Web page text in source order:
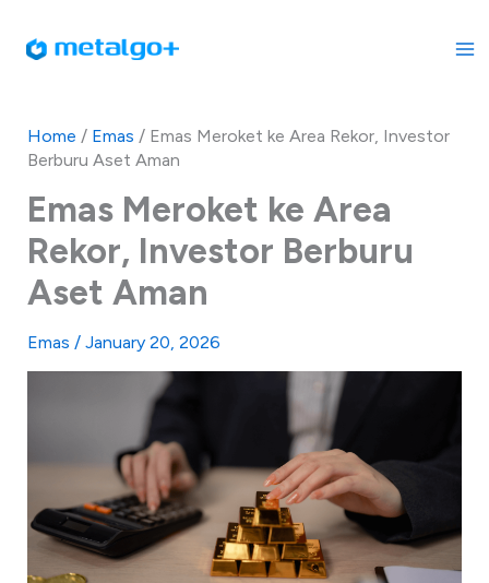
Home / Emas / Emas Meroket ke Area Rekor, Investor
Berburu Aset Aman
Emas Meroket ke Area
Rekor, Investor Berburu
Aset Aman
Emas / January 20, 2026